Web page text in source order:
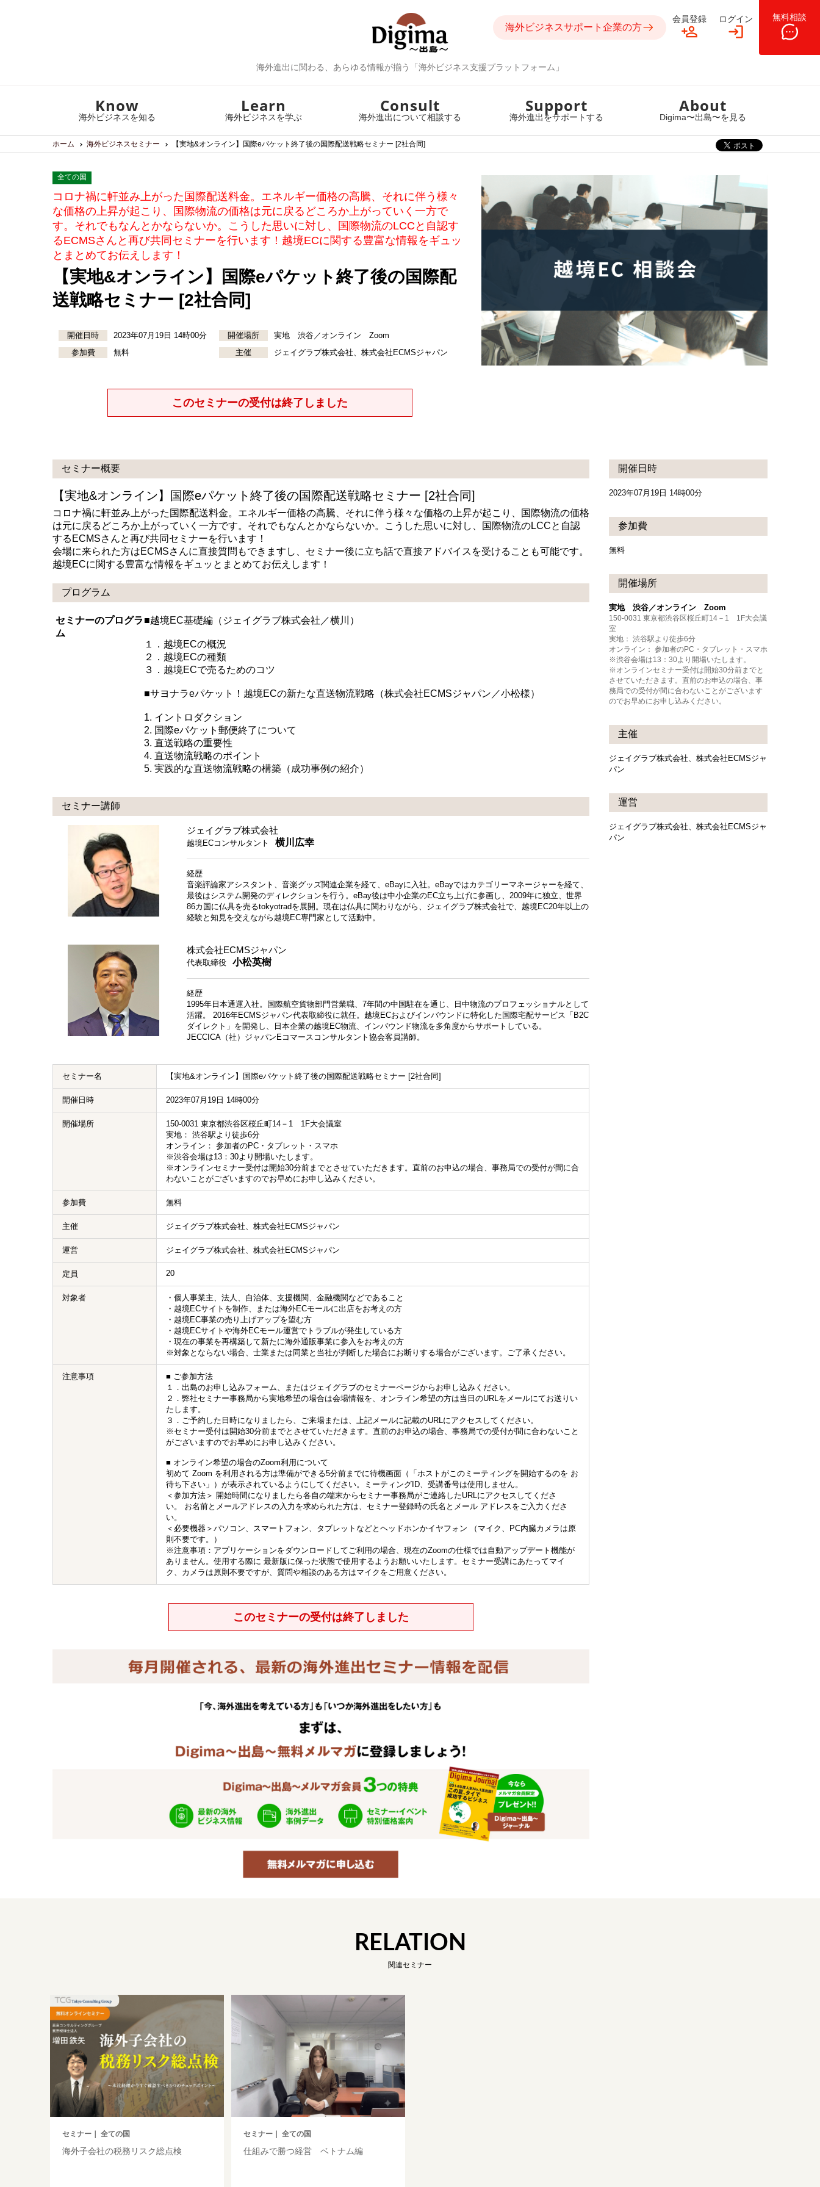
海外進出に関わる、あらゆる情報が揃う「海外ビジネス支援プラットフォーム」
海外ビジネスサポート企業の方
会員登録 ログイン 無料相談
Know
海外ビジネスを知る
Learn
海外ビジネスを学ぶ
Consult
海外進出について相談する
Support
海外進出をサポートする
About
Digima〜出島〜を見る
ホーム 海外ビジネスセミナー 【実地&オンライン】国際eパケット終了後の国際配送戦略セミナー [2社合同]
全ての国
コロナ禍に軒並み上がった国際配送料金。エネルギー価格の高騰、それに伴う様々
な価格の上昇が起こり、国際物流の価格は元に戻るどころか上がっていく一方で
す。それでもなんとかならないか。こうした思いに対し、国際物流のLCCと自認す
るECMSさんと再び共同セミナーを行います！越境ECに関する豊富な情報をギュッ
とまとめてお伝えします！
【実地&オンライン】国際eパケット終了後の国際配
送戦略セミナー [2社合同]
開催日時 2023年07月19日 14時00分 開催場所
実地 渋谷／オンライン Zoom
参加費
無料 主催 ジェイグラブ株式会社、株式会社ECMSジャパン
このセミナーの受付は終了しました
セミナー概要
【実地&オンライン】国際eパケット終了後の国際配送戦略セミナー [2社合同]
コロナ禍に軒並み上がった国際配送料金。エネルギー価格の高騰、それに伴う様々な価格の上昇が起こり、国際物流の価格
は元に戻るどころか上がっていく一方です。それでもなんとかならないか。こうした思いに対し、国際物流のLCCと自認
するECMSさんと再び共同セミナーを行います！
会場に来られた方はECMSさんに直接質問もできますし、セミナー後に立ち話で直接アドバイスを受けることも可能です。
越境ECに関する豊富な情報をギュッとまとめてお伝えします！
プログラム
セミナーのプログラ
ム
■越境EC基礎編（ジェイグラブ株式会社／横川）
１．越境ECの概況
２．越境ECの種類
３．越境ECで売るためのコツ
■サヨナラeパケット！越境ECの新たな直送物流戦略（株式会社ECMSジャパン／小松様）
1. イントロダクション
2. 国際eパケット郵便終了について
3. 直送戦略の重要性
4. 直送物流戦略のポイント
5. 実践的な直送物流戦略の構築（成功事例の紹介）
セミナー講師
ジェイグラブ株式会社
越境ECコンサルタント 横川広幸
経歴
音楽評論家アシスタント、音楽グッズ関連企業を経て、eBayに入社。eBayではカテゴリーマネージャーを経て、
最後はシステム開発のディレクションを行う。eBay後は中小企業のEC立ち上げに参画し、2009年に独立、世界
86カ国に仏具を売るtokyotradを展開。現在は仏具に関わりながら、ジェイグラブ株式会社で、越境EC20年以上の
経験と知見を交えながら越境EC専門家として活動中。
株式会社ECMSジャパン
代表取締役 小松英樹
経歴
1995年日本通運入社。国際航空貨物部門営業職、7年間の中国駐在を通じ、日中物流のプロフェッショナルとして
活躍。 2016年ECMSジャパン代表取締役に就任。越境ECおよびインバウンドに特化した国際宅配サービス「B2C
ダイレクト」を開発し、日本企業の越境EC物流、インバウンド物流を多角度からサポートしている。
JECCICA（社）ジャパンEコマースコンサルタント協会客員講師。
セミナー名 【実地&オンライン】国際eパケット終了後の国際配送戦略セミナー [2社合同]
開催日時 2023年07月19日 14時00分
開催場所
150-0031 東京都渋谷区桜丘町14－1 1F大会議室
実地： 渋谷駅より徒歩6分
オンライン： 参加者のPC・タブレット・スマホ
※渋谷会場は13：30より開場いたします。
※オンラインセミナー受付は開始30分前までとさせていただきます。直前のお申込の場合、事務局での受付が間に合
わないことがございますのでお早めにお申し込みください。
参加費 無料
主催 ジェイグラブ株式会社、株式会社ECMSジャパン
運営 ジェイグラブ株式会社、株式会社ECMSジャパン
定員 20
対象者
・個人事業主、法人、自治体、支援機関、金融機関などであること
・越境ECサイトを制作、または海外ECモールに出店をお考えの方
・越境EC事業の売り上げアップを望む方
・越境ECサイトや海外ECモール運営でトラブルが発生している方
・現在の事業を再構築して新たに海外通販事業に参入をお考えの方
※対象とならない場合、士業または同業と当社が判断した場合にお断りする場合がございます。ご了承ください。
注意事項
■ ご参加方法
１．出島のお申し込みフォーム、またはジェイグラブのセミナーページからお申し込みください。
２．弊社セミナー事務局から実地希望の場合は会場情報を、オンライン希望の方は当日のURLをメールにてお送りい
たします。
３．ご予約した日時になりましたら、ご来場または、上記メールに記載のURLにアクセスしてください。
※セミナー受付は開始30分前までとさせていただきます。直前のお申込の場合、事務局での受付が間に合わないこと
がございますのでお早めにお申し込みください。
■ オンライン希望の場合のZoom利用について
初めて Zoom を利用される方は準備ができる5分前までに待機画面（「ホストがこのミーティングを開始するのを お
待ち下さい」）が表示されているようにしてください。ミーティングID、受講番号は使用しません。
＜参加方法＞ 開始時間になりましたら各自の端末からセミナー事務局がご連絡したURLにアクセスしてくださ
い。 お名前とメールアドレスの入力を求められた方は、セミナー登録時の氏名とメール アドレスをご入力くださ
い。
＜必要機器＞パソコン、スマートフォン、タブレットなどとヘッドホンかイヤフォン （マイク、PC内臓カメラは原
則不要です。）
※注意事項：アプリケーションをダウンロードしてご利用の場合、現在のZoomの仕様では自動アップデート機能が
ありません。使用する際に 最新版に保った状態で使用するようお願いいたします。セミナー受講にあたってマイ
ク、カメラは原則不要ですが、質問や相談のある方はマイクをご用意ください。
このセミナーの受付は終了しました
開催日時
2023年07月19日 14時00分
参加費
無料
開催場所
実地 渋谷／オンライン Zoom
150-0031 東京都渋谷区桜丘町14－1 1F大会議
室
実地： 渋谷駅より徒歩6分
オンライン： 参加者のPC・タブレット・スマホ
※渋谷会場は13：30より開場いたします。
※オンラインセミナー受付は開始30分前までと
させていただきます。直前のお申込の場合、事
務局での受付が間に合わないことがございます
のでお早めにお申し込みください。
主催
ジェイグラブ株式会社、株式会社ECMSジャ
パン
運営
ジェイグラブ株式会社、株式会社ECMSジャ
パン
RELATION
関連セミナー
セミナー｜ 全ての国
海外子会社の税務リスク総点検
セミナー｜ 全ての国
仕組みで勝つ経営 ベトナム編